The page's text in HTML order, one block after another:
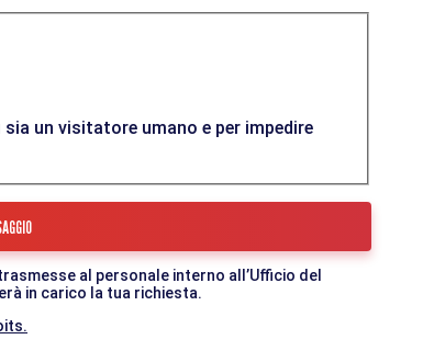
un visitatore umano e per impedire
al personale interno all’Ufficio del
in carico la tua richiesta.